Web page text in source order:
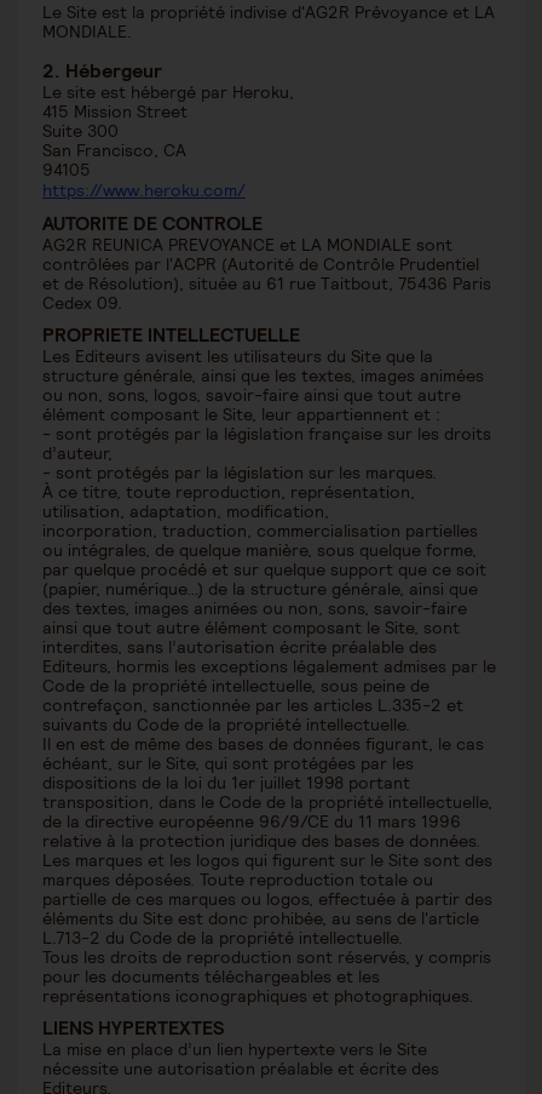
Le Site est la propriété indivise d'AG2R Prévoyance et LA
MONDIALE.
2. Hébergeur
Le site est hébergé par Heroku,
415 Mission Street
Suite 300
San Francisco, CA
94105
https://www.heroku.com/
AUTORITE DE CONTROLE
AG2R REUNICA PREVOYANCE et LA MONDIALE sont
contrôlées par l'ACPR (Autorité de Contrôle Prudentiel
et de Résolution), située au 61 rue Taitbout, 75436 Paris
Cedex 09.
PROPRIETE INTELLECTUELLE
Les Editeurs avisent les utilisateurs du Site que la
structure générale, ainsi que les textes, images animées
ou non, sons, logos, savoir-faire ainsi que tout autre
élément composant le Site, leur appartiennent et :
- sont protégés par la législation française sur les droits
d’auteur,
- sont protégés par la législation sur les marques.
À ce titre, toute reproduction, représentation,
utilisation, adaptation, modification,
incorporation, traduction, commercialisation partielles
ou intégrales, de quelque manière, sous quelque forme,
par quelque procédé et sur quelque support que ce soit
(papier, numérique…) de la structure générale, ainsi que
des textes, images animées ou non, sons, savoir-faire
ainsi que tout autre élément composant le Site, sont
interdites, sans l’autorisation écrite préalable des
Editeurs, hormis les exceptions légalement admises par le
Code de la propriété intellectuelle, sous peine de
contrefaçon, sanctionnée par les articles L.335-2 et
suivants du Code de la propriété intellectuelle.
Il en est de même des bases de données figurant, le cas
échéant, sur le Site, qui sont protégées par les
dispositions de la loi du 1er juillet 1998 portant
transposition, dans le Code de la propriété intellectuelle,
de la directive européenne 96/9/CE du 11 mars 1996
relative à la protection juridique des bases de données.
Les marques et les logos qui figurent sur le Site sont des
marques déposées. Toute reproduction totale ou
partielle de ces marques ou logos, effectuée à partir des
éléments du Site est donc prohibée, au sens de l'article
L.713-2 du Code de la propriété intellectuelle.
Tous les droits de reproduction sont réservés, y compris
pour les documents téléchargeables et les
représentations iconographiques et photographiques.
LIENS HYPERTEXTES
La mise en place d’un lien hypertexte vers le Site
nécessite une autorisation préalable et écrite des
Editeurs.